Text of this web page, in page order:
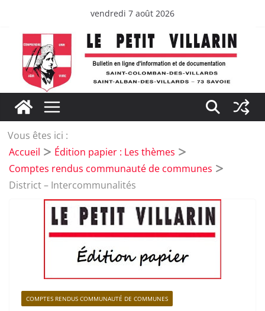
contenu
vendredi 7 août 2026
Vous êtes ici :
Accueil
Édition papier : Les thèmes
Comptes rendus communauté de communes
District – Intercommunalités
COMPTES RENDUS COMMUNAUTÉ DE COMMUNES